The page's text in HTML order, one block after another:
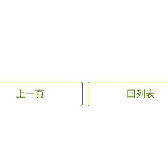
上一頁 回列表